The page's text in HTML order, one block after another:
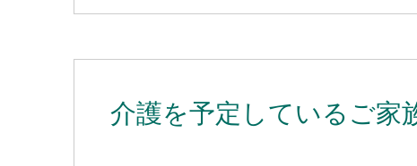
介護を予定しているご家